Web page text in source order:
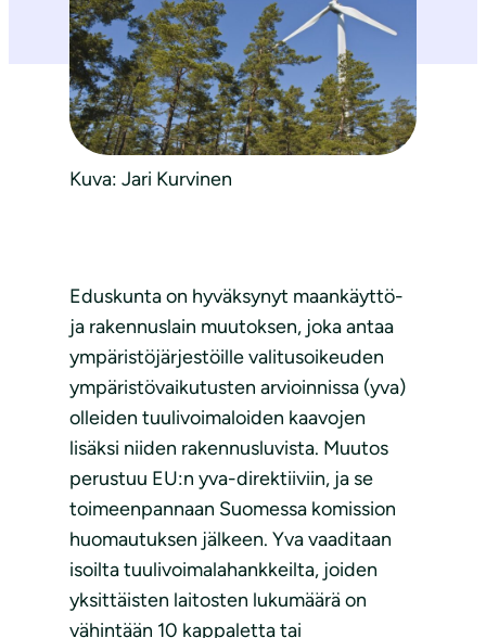
Kuva: Jari Kurvinen
Eduskunta on hyväksynyt maankäyttö-
ja rakennuslain muutoksen, joka antaa
ympäristöjärjestöille valitusoikeuden
ympäristövaikutusten arvioinnissa (yva)
olleiden tuulivoimaloiden kaavojen
lisäksi niiden rakennusluvista. Muutos
perustuu EU:n yva-direktiiviin, ja se
toimeenpannaan Suomessa komission
huomautuksen jälkeen. Yva vaaditaan
isoilta tuulivoimalahankkeilta, joiden
yksittäisten laitosten lukumäärä on
vähintään 10 kappaletta tai